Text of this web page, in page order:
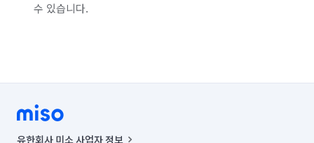
수 있습니다.
유한회사 미소 사업자 정보